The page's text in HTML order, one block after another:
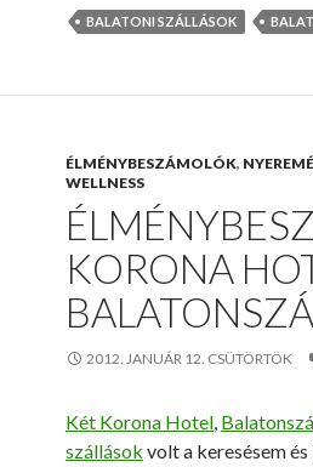
BALATONI SZÁLLÁSOK
ÉLMÉNYBESZÁMOLÓK,
WELLNESS
KORONA
2012. JANUÁR 12. CSÜTÖRTÖK
Két Korona Hotel,
szállások volt a keresésem